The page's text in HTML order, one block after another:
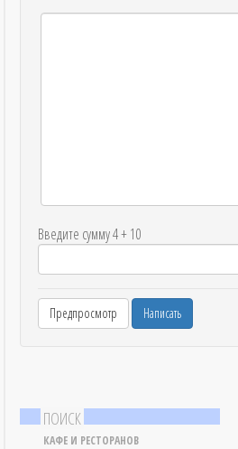
Введите сумму 4 + 10
ПОИСК
КАФЕ И РЕСТОРАНОВ